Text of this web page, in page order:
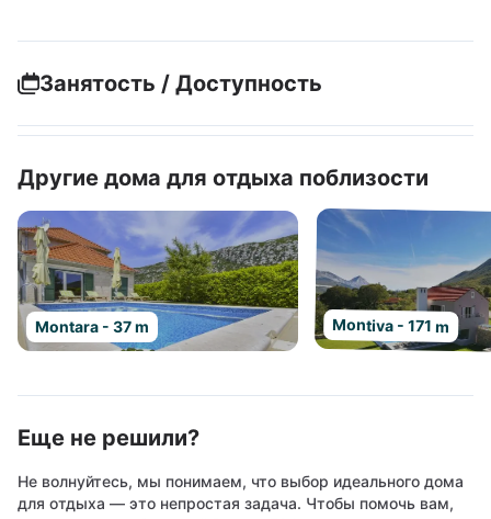
Занятость / Доступность
Другие дома для отдыха поблизости
Montara - 37 m Montiva - 171 m
Еще не решили?
Не волнуйтесь, мы понимаем, что выбор идеального дома
для отдыха — это непростая задача. Чтобы помочь вам,